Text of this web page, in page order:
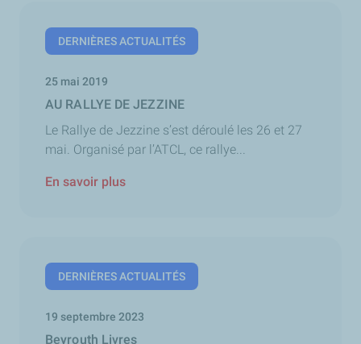
DERNIÈRES ACTUALITÉS
25 mai 2019
AU RALLYE DE JEZZINE
Le Rallye de Jezzine s’est déroulé les 26 et 27
mai. Organisé par l’ATCL, ce rallye...
En savoir plus
DERNIÈRES ACTUALITÉS
19 septembre 2023
Beyrouth Livres